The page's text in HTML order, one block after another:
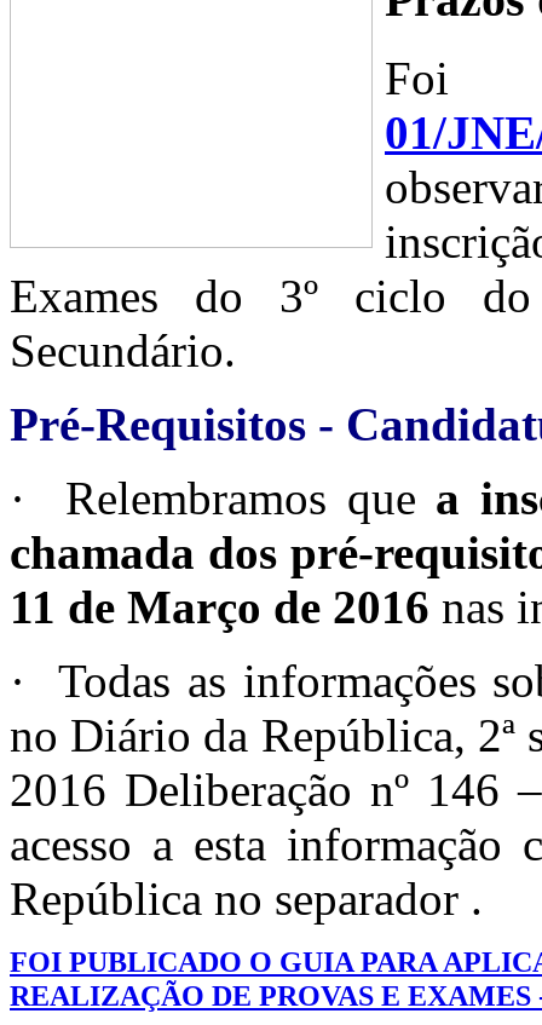
Foi
01/
Exames do 3º ciclo
Secundário.
Pré-Requisitos -
· Relembramos que a
chamada dos pré-
11 de Março de 2016 nas
· Todas as informações
no Diário da República, 2ª
2016 Deliberação nº 146
acesso a esta
República no separador .
FOI PUBLICADO O GUIA PARA
REALIZAÇÃO DE PROVAS E EXAMES